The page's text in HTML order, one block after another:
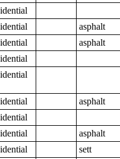
asphalt
asphalt
asphalt
asphalt
sett